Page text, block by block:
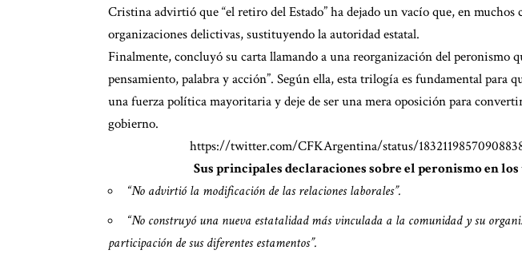
Cristina advirtió que “el retiro del Estado” ha dejado un vacío que, en muchos
organizaciones delictivas, sustituyendo la autoridad estatal.
Finalmente, concluyó su carta llamando a una reorganización del peronismo
pensamiento, palabra y acción”. Según ella, esta trilogía es fundamental para
una fuerza política mayoritaria y deje de ser una mera oposición para
gobierno.
https://twitter.com/CFKArgentina/status/
Sus principales declaraciones sobre el peronismo en
“No advirtió la modificación de las relaciones laborales”.
“No construyó una nueva estatalidad más vinculada a la comunidad y su
participación de sus diferentes estamentos”.